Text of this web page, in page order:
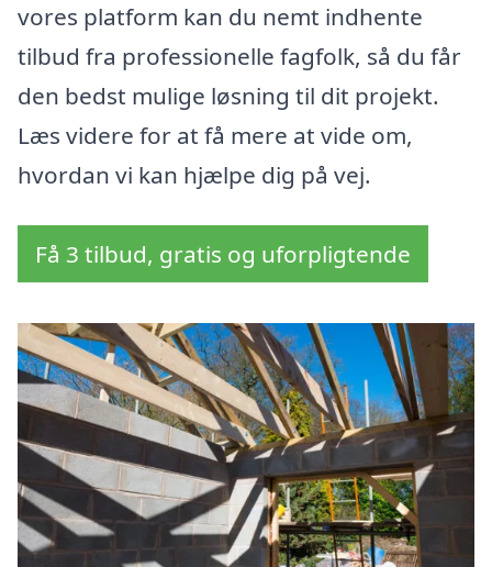
vores platform kan du nemt indhente
tilbud fra professionelle fagfolk, så du får
den bedst mulige løsning til dit projekt.
Læs videre for at få mere at vide om,
hvordan vi kan hjælpe dig på vej.
Få 3 tilbud, gratis og uforpligtende